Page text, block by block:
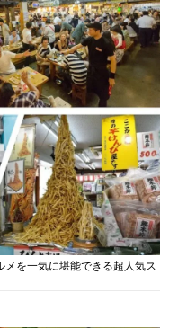
を一気に堪能できる超人気ス